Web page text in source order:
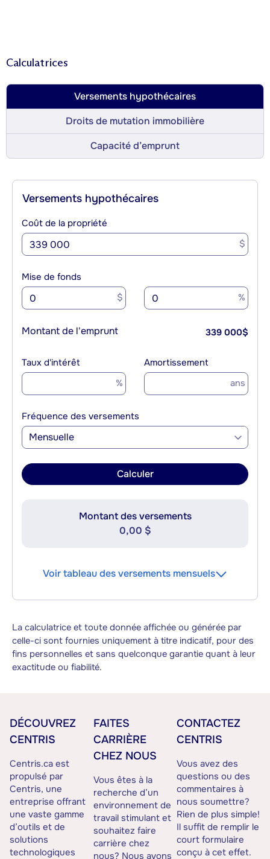
Calculatrices
Versements hypothécaires
Droits de mutation immobilière
Capacité d’emprunt
Versements hypothécaires
Coût de la propriété
$
Mise de fonds
$ %
Montant de l'emprunt 339 000$
Taux d'intérêt
%
Amortissement
ans
Fréquence des versements
Mensuelle
Calculer
Montant des versements
0,00 $
Voir tableau des versements mensuels
La calculatrice et toute donnée affichée ou générée par
celle-ci sont fournies uniquement à titre indicatif, pour des
fins personnelles et sans quelconque garantie quant à leur
exactitude ou fiabilité.
DÉCOUVREZ
CENTRIS
Centris.ca est
propulsé par
Centris, une
entreprise offrant
une vaste gamme
d’outils et de
solutions
technologiques
FAITES
CARRIÈRE
CHEZ NOUS
Vous êtes à la
recherche d’un
environnement de
travail stimulant et
souhaitez faire
carrière chez
nous? Nous avons
CONTACTEZ
CENTRIS
Vous avez des
questions ou des
commentaires à
nous soumettre?
Rien de plus simple!
Il suffit de remplir le
court formulaire
conçu à cet effet.